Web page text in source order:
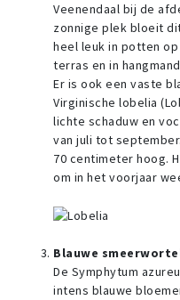
Veenendaal bij de
zonnige plek bloeit
heel leuk in potten
terras en in
Er is ook een vaste
Virginische lobelia
lichte schaduw en
van juli tot
70 centimeter hoog.
om in het voorjaar
Blauwe
De Symphytum
intens blauwe